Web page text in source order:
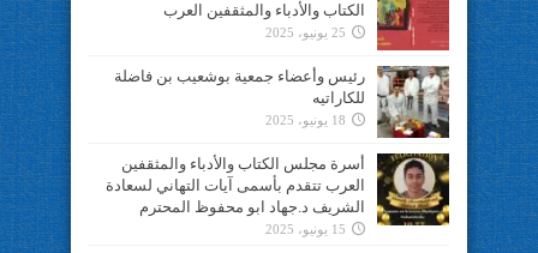
الكتاب والأدباء والمثقفين العرب
25 يونيو، 2025
رئيس وأعضاء جمعية بوشعيب بن فاضلة
للكاراتيه
18 يونيو، 2025
أسرة مجلس الكتاب والأدباء والمثقفين
العرب تتقدم بأسمى آيات التهاني لسعادة
الشريف د.جهاد ابو محفوظ المحترم
15 يونيو، 2025